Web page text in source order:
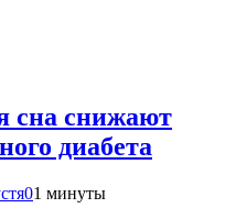
сна снижают
диабета
01 минуты